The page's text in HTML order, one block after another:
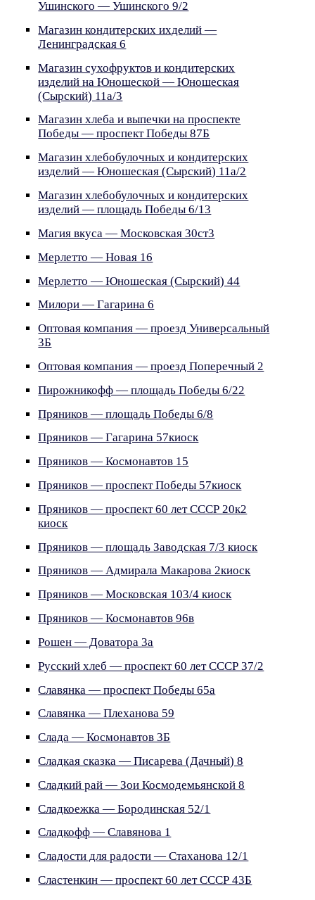
Ушинского — Ушинского 9/2
Магазин кондитерских ихделий —
Ленинградская 6
Магазин сухофруктов и кондитерских
изделий на Юношеской — Юношеская
(Сырский) 11а/3
Магазин хлеба и выпечки на проспекте
Победы — проспект Победы 87Б
Магазин хлебобулочных и кондитерских
изделий — Юношеская (Сырский) 11а/2
Магазин хлебобулочных и кондитерских
изделий — площадь Победы 6/13
Магия вкуса — Московская 30ст3
Мерлетто — Новая 16
Мерлетто — Юношеская (Сырский) 44
Милори — Гагарина 6
Оптовая компания — проезд Универсальный
3Б
Оптовая компания — проезд Поперечный 2
Пирожникофф — площадь Победы 6/22
Пряников — площадь Победы 6/8
Пряников — Гагарина 57киоск
Пряников — Космонавтов 15
Пряников — проспект Победы 57киоск
Пряников — проспект 60 лет СССР 20к2
киоск
Пряников — площадь Заводская 7/3 киоск
Пряников — Адмирала Макарова 2киоск
Пряников — Московская 103/4 киоск
Пряников — Космонавтов 96в
Рошен — Доватора 3а
Русский хлеб — проспект 60 лет СССР 37/2
Славянка — проспект Победы 65а
Славянка — Плеханова 59
Слада — Космонавтов 3Б
Сладкая сказка — Писарева (Дачный) 8
Сладкий рай — Зои Космодемьянской 8
Сладкоежка — Бородинская 52/1
Сладкофф — Славянова 1
Сладости для радости — Стаханова 12/1
Сластенкин — проспект 60 лет СССР 43Б